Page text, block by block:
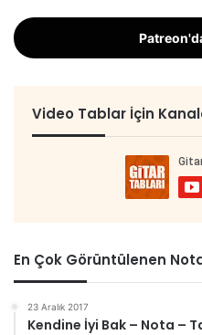
Video Tablar İçin
En Çok Görüntülenen
23 Aralık 2017
Kendine İyi Bak – Nota –